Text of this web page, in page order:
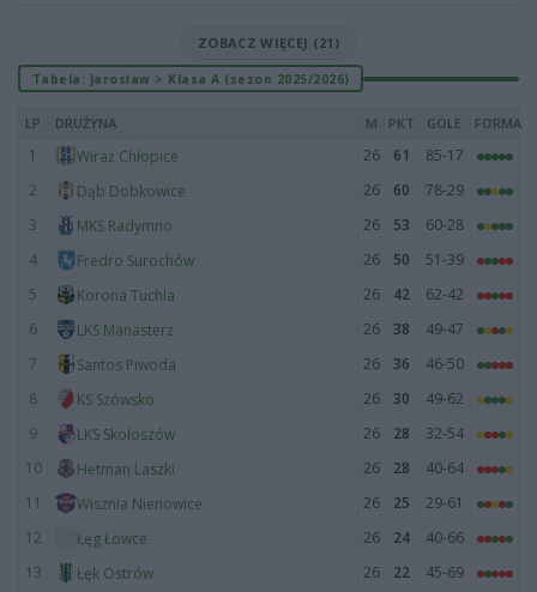
ZOBACZ WIĘCEJ (21)
Tabela: Jarosław > Klasa A (sezon 2025/2026)
LP DRUŻYNA M PKT GOLE FORMA
1 Wiraż Chłopice 26 61
85-17
2
Dąb Dobkowice 26 60
78-29
3
MKS Radymno 26 53
60-28
4
Fredro Surochów 26 50
51-39
5
Korona Tuchla 26 42
62-42
6
LKS Manasterz 26 38
49-47
7
Santos Piwoda 26 36
46-50
8
KS Szówsko 26 30
49-62
9
LKS Skołoszów 26 28
32-54
10
Hetman Laszki 26 28
40-64
11
Wisznia Nienowice 26 25
29-61
12
Łęg Łowce 26 24
40-66
13
Łęk Ostrów 26 22
45-69